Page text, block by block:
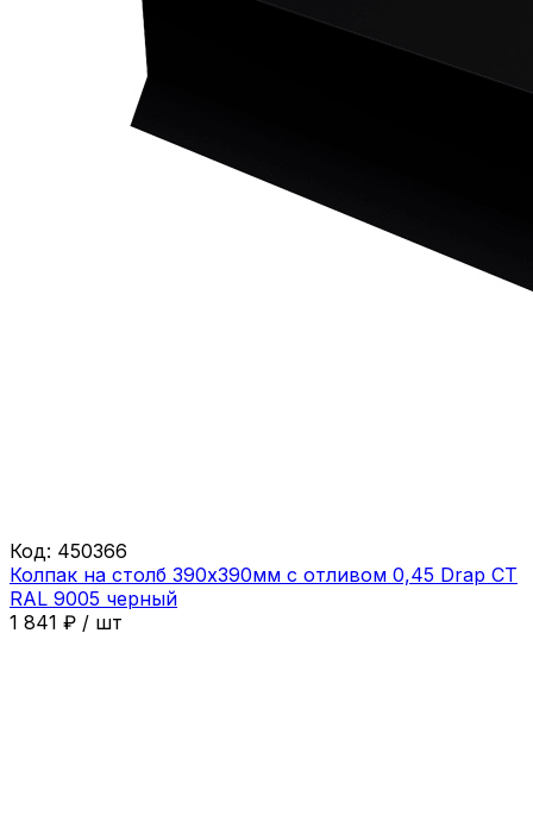
Код: 450366
Колпак на столб 390х390мм с отливом 0,45 Drap СТ
RAL 9005 черный
1 841 ₽ / шт